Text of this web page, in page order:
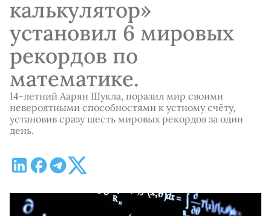
калькулятор»
установил 6 мировых
рекордов по
математике.
14-летний Аарян Шукла, поразил мир своими
невероятными способностями к устному счёту,
установив сразу шесть мировых рекордов за один
день.